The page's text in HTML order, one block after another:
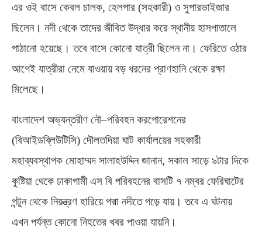
এর ওই বাসে কেবল চালক, হেলপার (সহকারী) ও সুপারভাইজার
ছিলেন। নদী থেকে তাদের জীবিত উদ্ধার করে স্থানীয় হাসপাতালে
পাঠানো হয়েছে। তবে বাসে কোনো যাত্রী ছিলেন না। ফেরিতে ওঠার
আগেই যাত্রীরা নেমে যাওয়ায় বড় ধরনের প্রাণহানি থেকে রক্ষা
মিলেছে।
বাংলাদেশ অভ্যন্তরীণ নৌ–পরিবহন করপোরেশনের
(বিআইডব্লিউটিসি) দৌলতদিয়া ঘাট কার্যালয়ের সহকারী
মহাব্যবস্থাপক মোহাম্মদ সালাহউদ্দিন জানান, সকাল সাড়ে ৯টার দিকে
কুষ্টিয়া থেকে ঢাকাগামী এস বি পরিবহনের বাসটি ৭ নম্বর ফেরিঘাটের
পন্টুন থেকে নিয়ন্ত্রণ হারিয়ে পদ্মা নদীতে পড়ে যায়। তবে এ ঘটনায়
এখন পর্যন্ত কোনো নিহতের খবর পাওয়া যায়নি।